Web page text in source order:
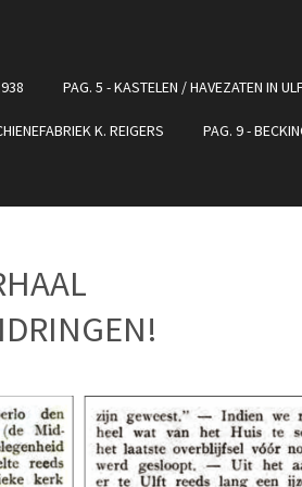
PAG. 5 - KASTELEN / HAVEZATEN IN
K. REIGERS PAG. 9 -